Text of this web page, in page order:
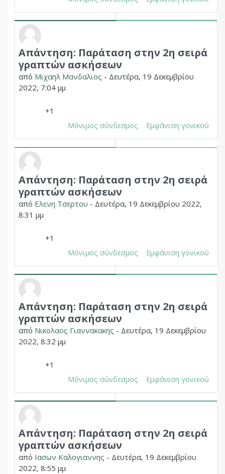
Σε απάντηση σε Δημητριος Χουπας
Απάντηση: Παράταση στην 2η σειρά
γραπτών ασκήσεων
από Μιχαηλ Μανδαλιος - Δευτέρα, 19 Δεκεμβρίου
2022, 7:04 μμ
+1
Μόνιμος σύνδεσμος Εμφάνιση γονικού
Σε απάντηση σε Δημητριος Χουπας
Απάντηση: Παράταση στην 2η σειρά
γραπτών ασκήσεων
από Ελενη Τσερτου - Δευτέρα, 19 Δεκεμβρίου 2022,
8:31 μμ
+1
Μόνιμος σύνδεσμος Εμφάνιση γονικού
Σε απάντηση σε Δημητριος Χουπας
Απάντηση: Παράταση στην 2η σειρά
γραπτών ασκήσεων
από Νικολαος Γιαννακακης - Δευτέρα, 19 Δεκεμβρίου
2022, 8:32 μμ
+1
Μόνιμος σύνδεσμος Εμφάνιση γονικού
Σε απάντηση σε Δημητριος Χουπας
Απάντηση: Παράταση στην 2η σειρά
γραπτών ασκήσεων
από Ιασων Καλογιαννης - Δευτέρα, 19 Δεκεμβρίου
2022, 8:55 μμ